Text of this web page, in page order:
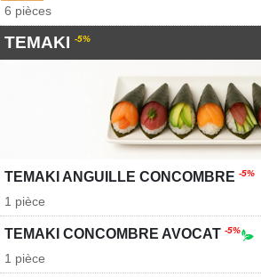
6 pièces
TEMAKI -5%
TEMAKI ANGUILLE CONCOMBRE -5%
1 pièce
TEMAKI CONCOMBRE AVOCAT -5%
1 pièce